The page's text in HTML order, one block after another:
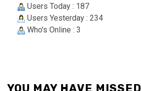
Users Today : 187
Users Yesterday : 234
Who's Online : 3
YOU MAY HAVE MISSED